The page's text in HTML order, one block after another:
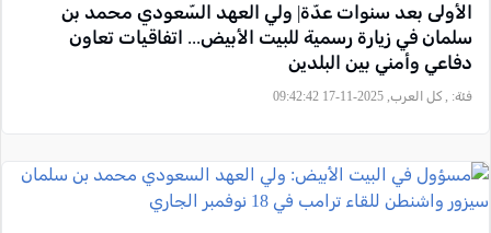
الأولى بعد سنوات عدّة| ولي العهد السّعودي محمد بن
سلمان في زيارة رسمية للبيت الأبيض... اتفاقيات تعاون
دفاعي وأمني بين البلدين
فئة: , كل العرب, 2025-11-17 09:42:42